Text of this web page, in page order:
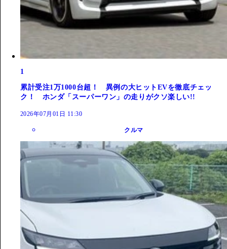
1
累計受注1万1000台超！ 異例の大ヒットEVを徹底チェッ
ク！ ホンダ「スーパーワン」の走りがクソ楽しい!!
2026年07月01日 11:30
クルマ